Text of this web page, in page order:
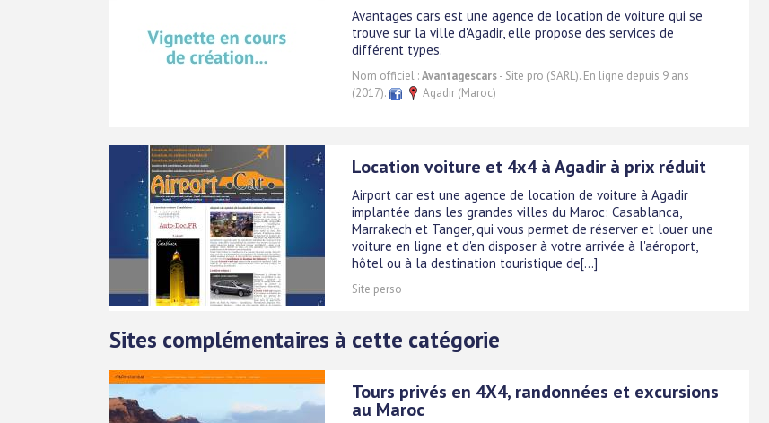
Avantages cars est une agence de location de voiture qui se
trouve sur la ville d'Agadir, elle propose des services de
différent types.
Nom officiel :Avantagescars- Site pro (SARL). En ligne depuis 9 ans
(2017).
Agadir (Maroc)
Location voiture et 4x4 à Agadir à prix réduit
Airport car est une agence de location de voiture à Agadir
implantée dans les grandes villes du Maroc: Casablanca,
Marrakech et Tanger, qui vous permet de réserver et louer une
voiture en ligne et d'en disposer à votre arrivée à l'aéroport,
hôtel ou à la destination touristique de[...]
Site perso
Sites complémentaires à cette catégorie
Tours privés en 4X4, randonnées et excursions
au Maroc